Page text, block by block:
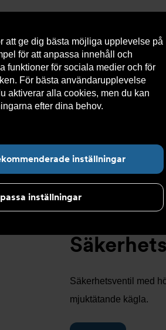
att ge dig bästa möjliga upplevelse på
för att anpassa innehåll och
funktioner för sociala medier och för
För bästa användarupplevelse
aktiverar alla cookies, men du kan
efter dina behov.
inställningar
inställningar
Hållbarhet Kontakta oss
Hitta det du letar
Säkerhetsventil med
mjuktätande kägla.